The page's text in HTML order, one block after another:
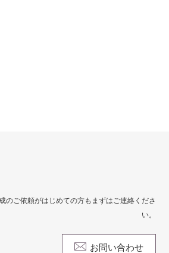
のご依頼がはじめての方もまずはご連絡くださ
い。
お問い合わせ